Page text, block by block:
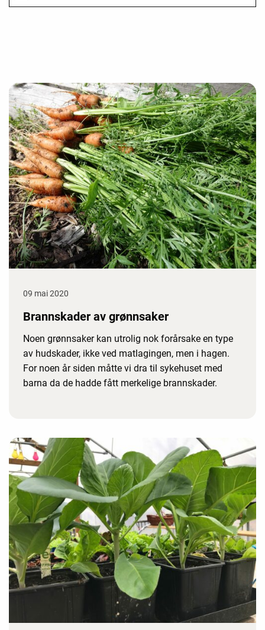
09 mai 2020
Brannskader av grønnsaker
Noen grønnsaker kan utrolig nok forårsake en type
av hudskader, ikke ved matlagingen, men i hagen.
For noen år siden måtte vi dra til sykehuset med
barna da de hadde fått merkelige brannskader.